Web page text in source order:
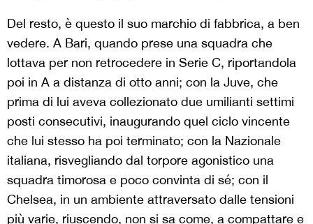
Del resto, è questo il suo marchio di fabbrica, a ben
vedere. A Bari, quando prese una squadra che
lottava per non retrocedere in Serie C, riportandola
poi in A a distanza di otto anni; con la Juve, che
prima di lui aveva collezionato due umilianti settimi
posti consecutivi, inaugurando quel ciclo vincente
che lui stesso ha poi terminato; con la Nazionale
italiana, risvegliando dal torpore agonistico una
squadra timorosa e poco convinta di sé; con il
Chelsea, in un ambiente attraversato dalle tensioni
più varie, riuscendo, non si sa come, a compattare e